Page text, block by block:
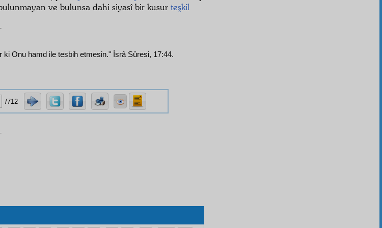
ve bulunsa dahi siyasî bir kusur teşkil
ki Onu hamd ile tesbih etmesin." İsrâ Sûresi, 17:44.
/712